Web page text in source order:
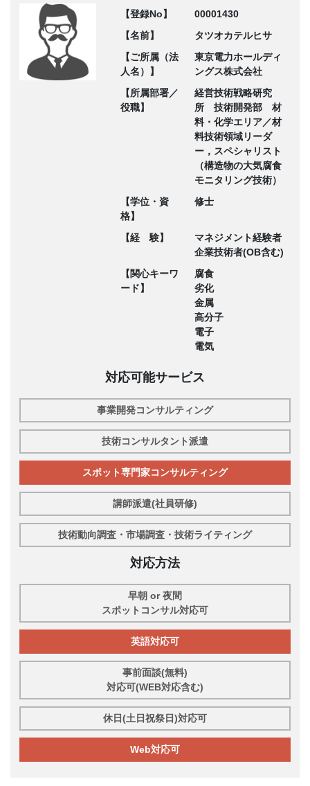
【登録No】
00001430
【名前】
タツオカテルヒサ
【ご所属（法
人名）】
東京電力ホールディ
ングス株式会社
【所属部署／
役職】
経営技術戦略研究
所 技術開発部 材
料・化学エリア／材
料技術領域リーダ
ー，スペシャリスト
（構造物の大気腐食
モニタリング技術）
【学位・資
格】
修士
【経 験】
マネジメント経験者
企業技術者(OB含む)
【関心キーワ
ード】
腐食
劣化
金属
高分子
電子
電気
対応可能サービス
事業開発コンサルティング
技術コンサルタント派遣
スポット専門家コンサルティング
講師派遣(社員研修)
技術動向調査・市場調査・技術ライティング
対応方法
早朝 or 夜間
スポットコンサル対応可
英語対応可
事前面談(無料)
対応可(WEB対応含む)
休日(土日祝祭日)対応可
Web対応可